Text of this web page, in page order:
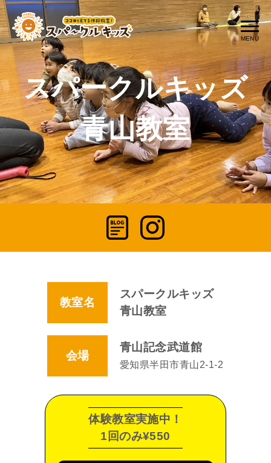
スパークルキッズ
青山教室
教室名
スパークルキッズ
青山教室
会場
青山記念武道館
愛知県半田市青山2-1-2
体験教室実施中！
1回のみ¥550